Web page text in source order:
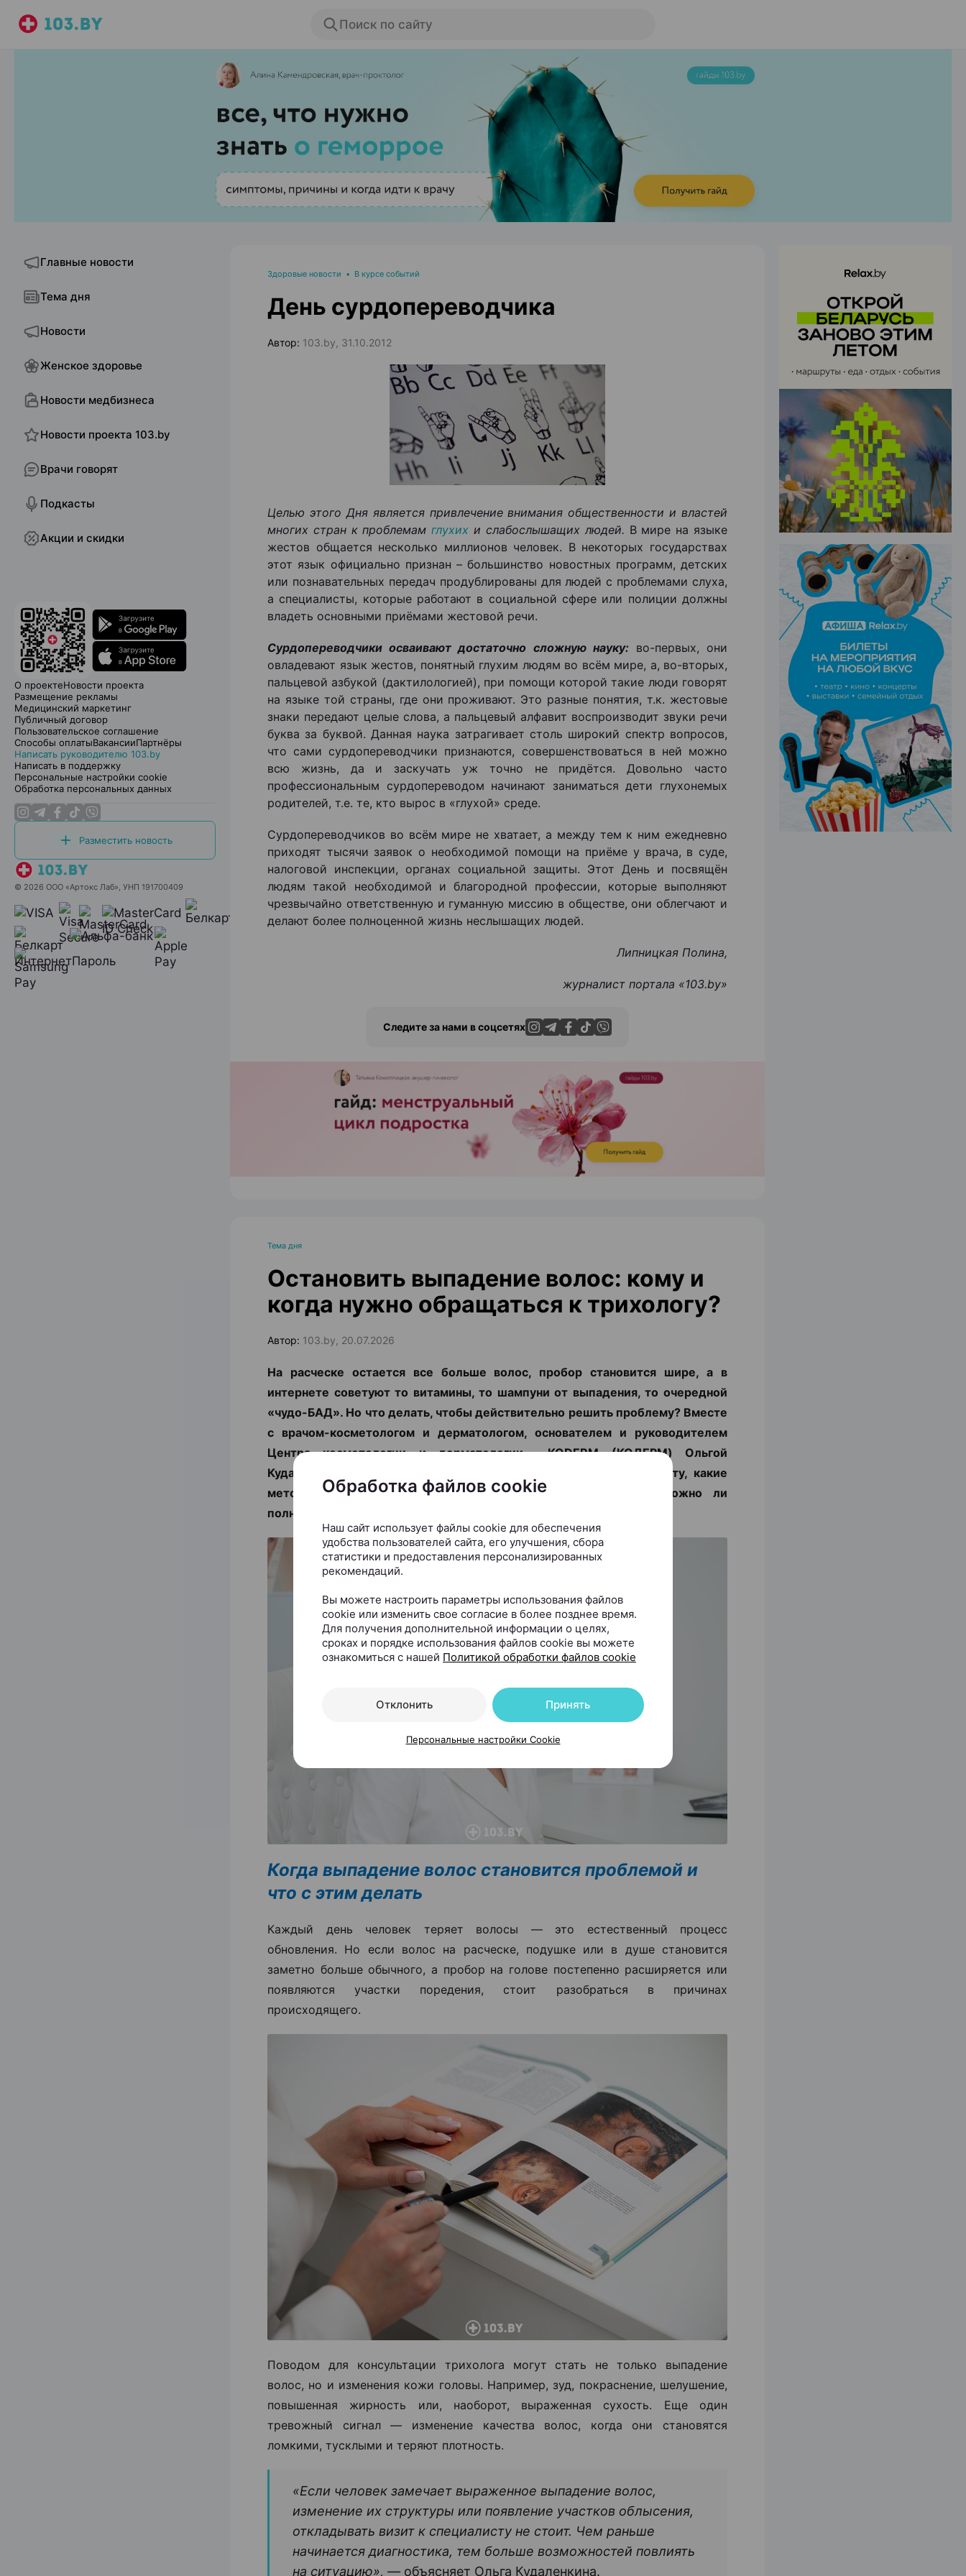
Поиск по сайту
ЭФФЕКТИВНАЯ РЕКЛАМА НА САЙТЕ
Главные новости
Тема дня
Новости
Женское здоровье
Новости медбизнеса
Новости проекта 103.by
Врачи говорят
Подкасты
Акции и скидки
О проектеНовости проекта
Размещение рекламы
Медицинский маркетинг
Публичный договор
Пользовательское соглашение
Способы оплатыВакансииПартнёры
Написать руководителю 103.by
Написать в поддержку
Персональные настройки cookie
Обработка персональных данных
Разместить новость
© 2026 ООО «Артокс Лаб», УНП 191700409
Здоровые новости • В курсе событий
День сурдопереводчика
Автор: 103.by, 31.10.2012
Целью этого Дня является привлечение внимания общественности и властей
многих стран к проблемамглухих и слабослышащих людей. В мире на языке
жестов общается несколько миллионов человек. В некоторых государствах
этот язык официально признан – большинство новостных программ, детских
или познавательных передач продублированы для людей с проблемами слуха,
а специалисты, которые работают в социальной сфере или полиции должны
владеть основными приёмами жестовой речи.
Сурдопереводчики осваивают достаточно сложную науку: во-первых, они
овладевают язык жестов, понятный глухим людям во всём мире, а, во-вторых,
пальцевой азбукой (дактилологией), при помощи которой такие люди говорят
на языке той страны, где они проживают. Это разные понятия, т.к. жестовые
знаки передают целые слова, а пальцевый алфавит воспроизводит звуки речи
буква за буквой. Данная наука затрагивает столь широкий спектр вопросов,
что сами сурдопереводчики признаются, совершенствоваться в ней можно
всю жизнь, да и заскучать уж точно не придётся. Довольно часто
профессиональным сурдопереводом начинают заниматься дети глухонемых
родителей, т.е. те, кто вырос в «глухой» среде.
Сурдопереводчиков во всём мире не хватает, а между тем к ним ежедневно
приходят тысячи заявок о необходимой помощи на приёме у врача, в суде,
налоговой инспекции, органах социальной защиты. Этот День и посвящён
людям такой необходимой и благородной профессии, которые выполняют
чрезвычайно ответственную и гуманную миссию в обществе, они облегчают и
делают более полноценной жизнь неслышащих людей.
Липницкая Полина,
журналист портала «103.by»
Следите за нами в соцсетях
ЭФФЕКТИВНАЯ РЕКЛАМА НА САЙТЕ
Тема дня
Остановить выпадение волос: кому и
когда нужно обращаться к трихологу?
Автор: 103.by, 20.07.2026
На расческе остается все больше волос, пробор становится шире, а в
интернете советуют то витамины, то шампуни от выпадения, то очередной
«чудо-БАД». Но что делать, чтобы действительно решить проблему? Вместе
с врачом-косметологом и дерматологом, основателем и руководителем
Центра косметологии и дерматологии KODERM (КОДЕРМ) Ольгой
Кудаленкиной разбираемся, когда стоит обратиться к специалисту, какие
методы сегодня используют для восстановления волос и можно ли
полностью остановить облысение.
Когда выпадение волос становится проблемой и
что с этим делать
Каждый день человек теряет волосы — это естественный процесс
обновления. Но если волос на расческе, подушке или в душе становится
заметно больше обычного, а пробор на голове постепенно расширяется или
появляются участки поредения, стоит разобраться в причинах
происходящего.
Поводом для консультации трихолога могут стать не только выпадение
волос, но и изменения кожи головы. Например, зуд, покраснение, шелушение,
повышенная жирность или, наоборот, выраженная сухость. Еще один
тревожный сигнал — изменение качества волос, когда они становятся
ломкими, тусклыми и теряют плотность.
«Если человек замечает выраженное выпадение волос,
изменение их структуры или появление участков облысения,
откладывать визит к специалисту не стоит. Чем раньше
начинается диагностика, тем больше возможностей повлиять
на ситуацию», — объясняет Ольга Кудаленкина.
ЭФФЕКТИВНАЯ РЕКЛАМА НА САЙТЕ
ЭФФЕКТИВНАЯ РЕКЛАМА НА САЙТЕ
Обработка файлов cookie
Наш сайт использует файлы cookie для обеспечения
удобства пользователей сайта, его улучшения, сбора
статистики и предоставления персонализированных
рекомендаций.
Вы можете настроить параметры использования файлов
cookie или изменить свое согласие в более позднее время.
Для получения дополнительной информации о целях,
сроках и порядке использования файлов cookie вы можете
ознакомиться с нашей Политикой обработки файлов cookie
Отклонить Принять
Персональные настройки Cookie